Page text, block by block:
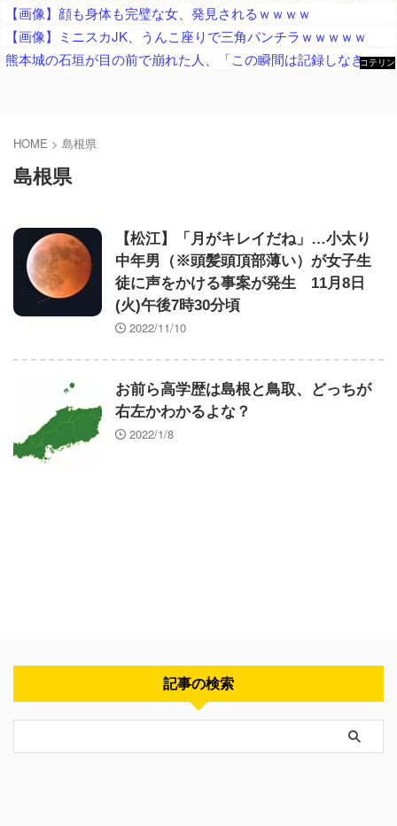
【画像】顔も身体も完璧な女、発見されるｗｗｗｗ
【画像】ミニスカJK、うんこ座りで三角パンチラｗｗｗｗｗ
熊本城の石垣が目の前で崩れた人、「この瞬間は記録しなきゃ」と使命感に駆られて撮影した結果……
コテリン
HOME > 島根県
島根県
【松江】「月がキレイだね」…小太り
中年男（※頭髪頭頂部薄い）が女子生
徒に声をかける事案が発生 11月8日
(火)午後7時30分頃
2022/11/10
お前ら高学歴は島根と鳥取、どっちが
右左かわかるよな？
2022/1/8
記事の検索